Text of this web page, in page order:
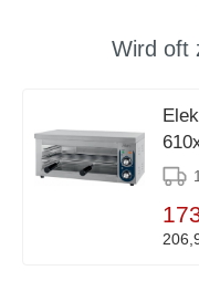
Wird oft